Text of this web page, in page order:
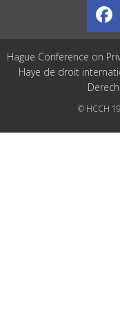
Hague Conference on
Haye de droit
© HCCH